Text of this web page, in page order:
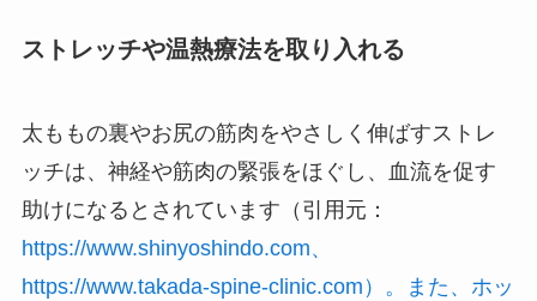
ストレッチや温熱療法を取り入れる
太ももの裏やお尻の筋肉をやさしく伸ばすストレ
ッチは、神経や筋肉の緊張をほぐし、血流を促す
助けになるとされています（引用元：
https://www.shinyoshindo.com、
https://www.takada-spine-clinic.com）。また、ホッ